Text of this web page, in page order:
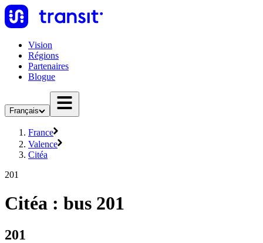
Vision
Régions
Partenaires
Blogue
Français
France
Valence
Citéa
201
Citéa : bus 201
201